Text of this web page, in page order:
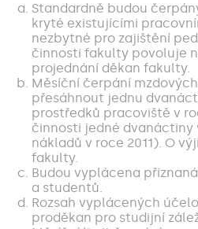
Standardně budou
kryté existujícími
nezbytné pro zajištění
činnosti fakulty povoluje
projednání děkan fakulty.
Měsíční čerpání
přesáhnout jednu
prostředků pracoviště v
činnosti jedné dvanáctiny
nákladů v roce 2011). O
fakulty.
Budou vyplácena
a studentů.
Rozsah vyplácených
proděkan pro studijní